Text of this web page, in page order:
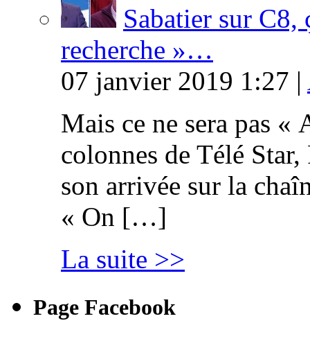
Sabatier sur C8,
recherche »…
07 janvier 2019 1:27 |
Mais ce ne sera pas «
colonnes de Télé
son arrivée sur la
« On […]
La suite >>
Page Facebook